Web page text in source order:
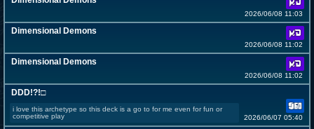
2026/06/08 11:03
Dimensional Demons
2026/06/08 11:02
Dimensional Demons
2026/06/08 11:02
DDD!?!□
i love this archetype so this deck is a go to for me even for fun or
competitive play
2026/06/07 05:40